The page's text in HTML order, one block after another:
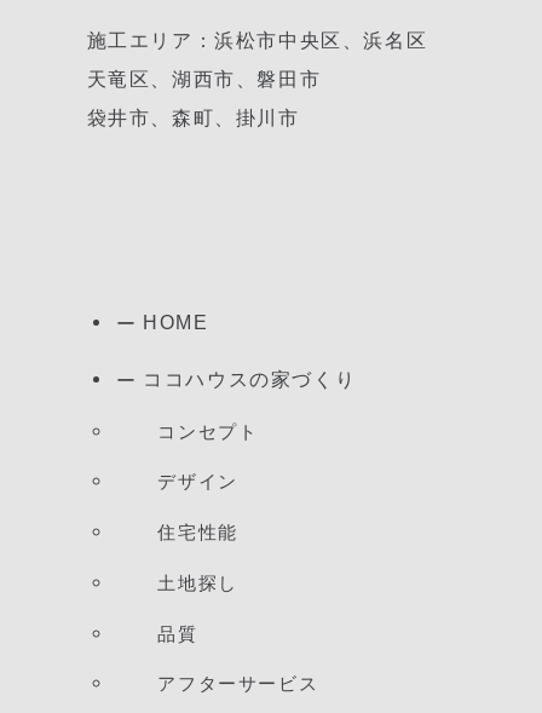
施工エリア：浜松市中央区、浜名区
天竜区、湖西市、磐田市
袋井市、森町、掛川市
HOME
ココハウスの家づくり
コンセプト
デザイン
住宅性能
土地探し
品質
アフターサービス